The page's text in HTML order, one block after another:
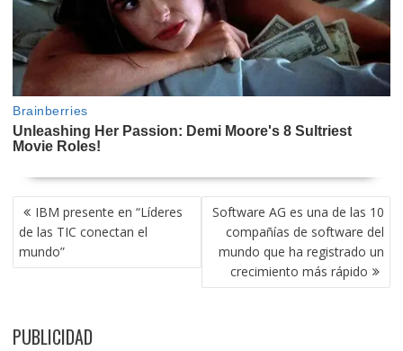
NAVEGACIÓN
DE
ENTRADAS
IBM presente en “Líderes
de las TIC conectan el
mundo”
Software AG es una de las 10
compañías de software del
mundo que ha registrado un
crecimiento más rápido
PUBLICIDAD